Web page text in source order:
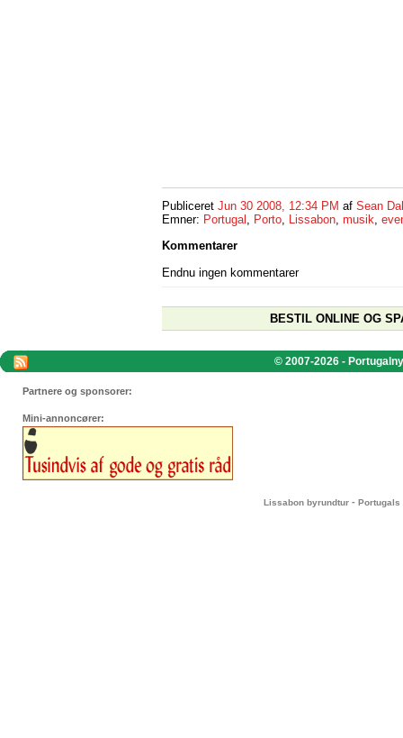
Publiceret Jun 30 2008, 12:34 PM af Sean
Emner: Portugal Porto Lissabon musik
Kommentarer
Endnu ingen kommentarer
BESTIL ONLINE OG
© 2007-2026 -
Partnere og sponsorer:
Mini-annoncører:
Lissabon byrundtur - Portugals